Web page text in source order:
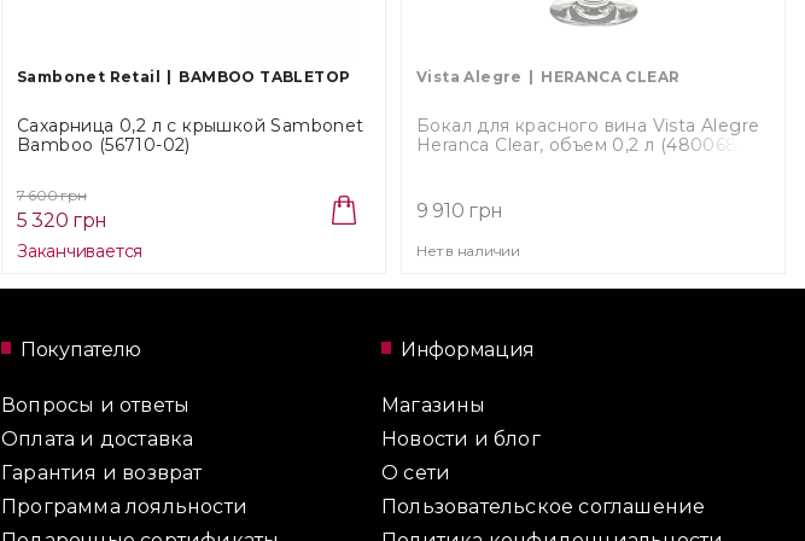
Sambonet Retail BAMBOO TABLETOP
Сахарница 0,2 л с крышкой Sambonet
Bamboo (56710-02)
7 600 грн
5 320 грн
Заканчивается
Vista Alegre HERANCA CLEAR
Бокал для красного вина Vista Alegre
Heranca Clear, объем 0,2 л (48006888)
9 910 грн
Нет в наличии
Покупателю
Вопросы и ответы
Оплата и доставка
Гарантия и возврат
Программа лояльности
Информация
Магазины
Новости и блог
О сети
Пользовательское соглашение